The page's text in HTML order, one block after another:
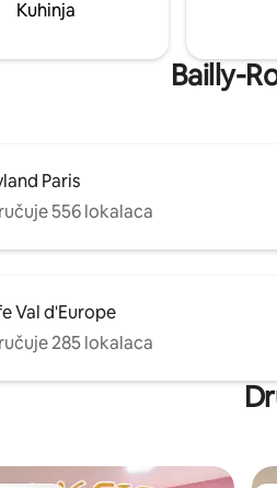
Kuhinja
Bailly-
Paris
556 lokalaca
Val d'Europe
285 lokalaca